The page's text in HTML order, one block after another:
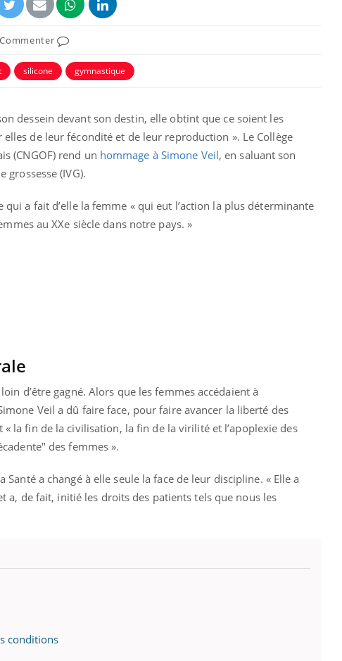
Commenter
silicone gymnastique
dessein devant son destin, elle obtint que ce soient les
de leur fécondité et de leur reproduction ». Le Collège
(CNGOF) rend un hommage à Simone Veil, en saluant son
(IVG).
a fait d’elle la femme « qui eut l’action la plus déterminante
au XXe siècle dans notre pays. »
d’être gagné. Alors que les femmes accédaient à
Veil a dû faire face, pour faire avancer la liberté des
la fin de la civilisation, la fin de la virilité et l’apoplexie des
des femmes ».
a changé à elle seule la face de leur discipline. « Elle a
a, de fait, initié les droits des patients tels que nous les
conditions
Cancer colorectal : une
stratégie simple aurait
changé la donne au Pays
Cytomégalovirus : ce qui
change dans la prise en